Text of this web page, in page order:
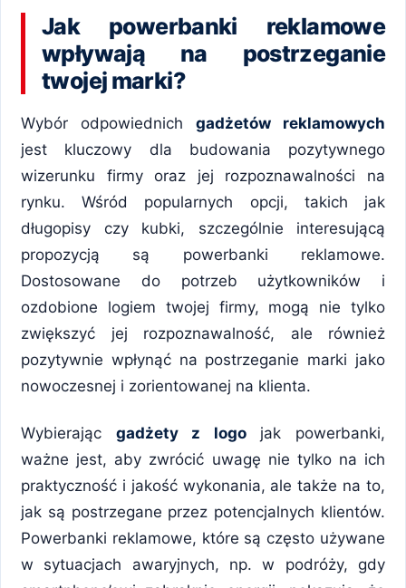
Jak powerbanki reklamowe
wpływają na postrzeganie
twojej marki?
Wybór odpowiednich gadżetów reklamowych
jest kluczowy dla budowania pozytywnego
wizerunku firmy oraz jej rozpoznawalności na
rynku. Wśród popularnych opcji, takich jak
długopisy czy kubki, szczególnie interesującą
propozycją są powerbanki reklamowe.
Dostosowane do potrzeb użytkowników i
ozdobione logiem twojej firmy, mogą nie tylko
zwiększyć jej rozpoznawalność, ale również
pozytywnie wpłynąć na postrzeganie marki jako
nowoczesnej i zorientowanej na klienta.
Wybierając gadżety z logojak powerbanki,
ważne jest, aby zwrócić uwagę nie tylko na ich
praktyczność i jakość wykonania, ale także na to,
jak są postrzegane przez potencjalnych klientów.
Powerbanki reklamowe, które są często używane
w sytuacjach awaryjnych, np. w podróży, gdy